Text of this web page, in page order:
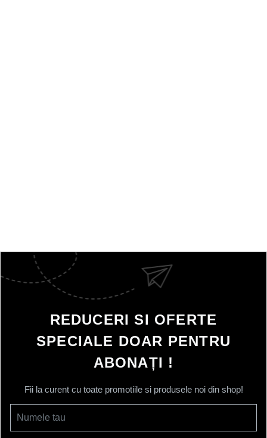
REDUCERI SI OFERTE
SPECIALE DOAR PENTRU
ABONAȚI !
Fii la curent cu toate promotiile si produsele noi din shop!
Numele tau